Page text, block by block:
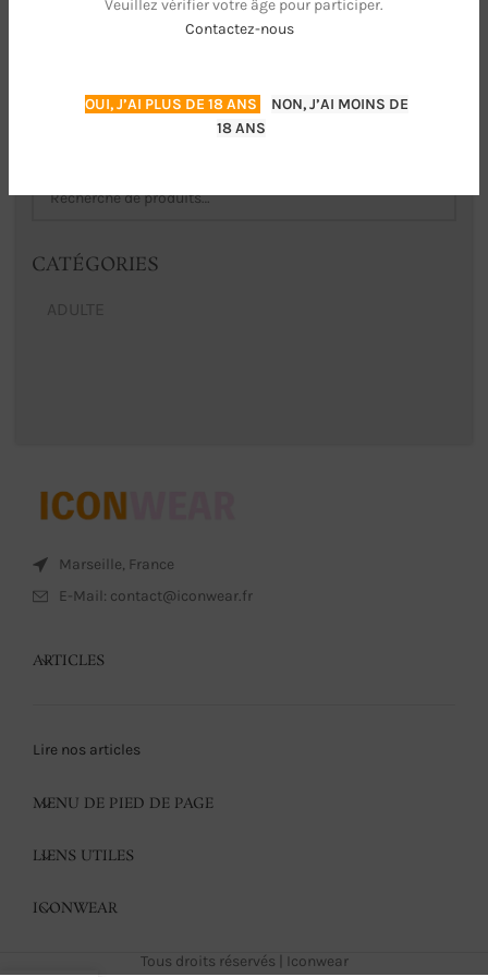
Veuillez vérifier votre âge pour participer.
Contactez-nous
OUI, J’AI PLUS DE 18 ANS
NON, J’AI MOINS DE
18 ANS
CATÉGORIES
ADULTE
Marseille, France
E-Mail: contact@iconwear.fr
ARTICLES
Lire nos articles
MENU DE PIED DE PAGE
LIENS UTILES
ICONWEAR
Tous droits réservés | Iconwear